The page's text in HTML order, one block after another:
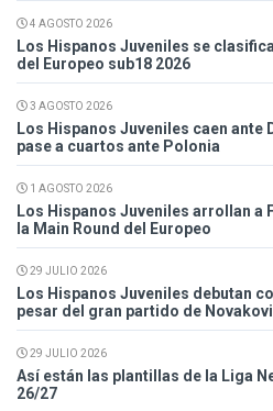
4 AGOSTO 2026
Los Hispanos Juveniles se
del Europeo sub18 2026
3 AGOSTO 2026
Los Hispanos Juveniles caen ante
pase a cuartos ante Polonia
1 AGOSTO 2026
Los Hispanos Juveniles arrollan a
la Main Round del Europeo
29 JULIO 2026
Los Hispanos Juveniles debutan
pesar del gran partido de
29 JULIO 2026
Así están las plantillas de la Liga
26/27